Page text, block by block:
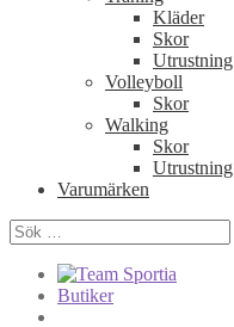
Kläder
Skor
Utrustning
Volleyboll
Skor
Walking
Skor
Utrustning
Varumärken
Sök
efter:
Butiker